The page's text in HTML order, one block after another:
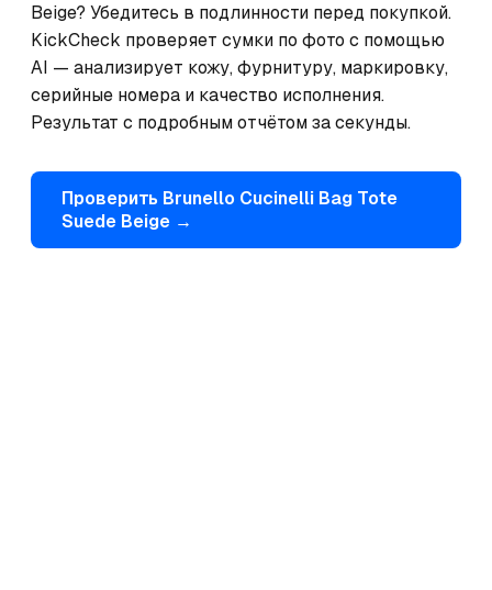
Beige? Убедитесь в подлинности перед покупкой.
KickCheck проверяет сумки по фото с помощью
AI — анализирует кожу, фурнитуру, маркировку,
серийные номера и качество исполнения.
Результат с подробным отчётом за секунды.
Проверить Brunello Cucinelli Bag Tote
Suede Beige →